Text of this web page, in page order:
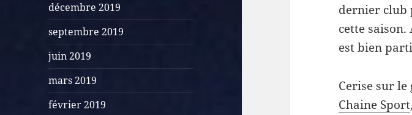
décembre 2019
septembre 2019
juin 2019
mars 2019
février 2019
dernier club
cette
est bien
Cerise sur
Chaine Sport